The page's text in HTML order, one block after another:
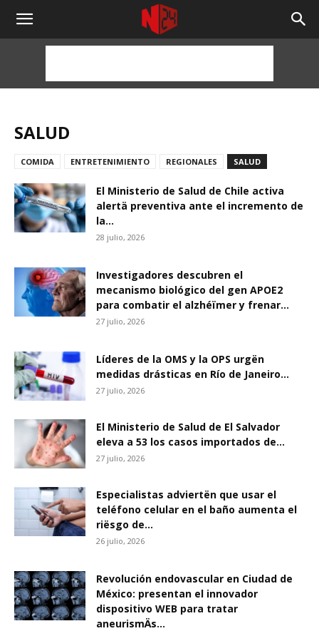
NOTICIAS
HORAS
SALUD
COMIDA ENTRETENIMIENTO REGIONALES SALUD
El Ministerio de Salud de Chile activa
alertä preventiva ante el incremento de
la...
28 julio, 2026
Investigadores descubren el
mecanismo biológico del gen APOE2
para combatir el alzhéïmer y frenar...
27 julio, 2026
Líderes de la OMS y la OPS urgën
medidas drásticas en Río de Janeiro...
27 julio, 2026
El Ministerio de Salud de El Salvador
eleva a 53 los casos importados de...
27 julio, 2026
Especialistas adviertën que usar el
teléfono celular en el baño aumenta el
riësgo de...
26 julio, 2026
Revolución endovascular en Ciudad de
México: presentan el innovador
dispositivo WEB para tratar
aneurismÄs...